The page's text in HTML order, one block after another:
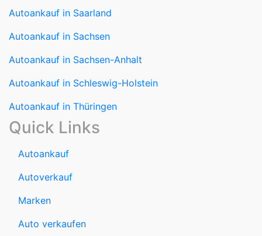
Autoankauf in Sachsen
Autoankauf in Sachsen-Anhalt
Autoankauf in Schleswig-Holstein
Autoankauf in Thüringen
Quick Links
Autoankauf
Autoverkauf
Marken
Auto verkaufen
Datenschutzerklärung